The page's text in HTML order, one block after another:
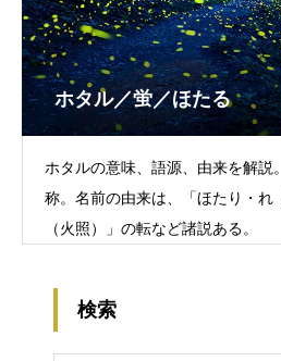
ホタル／蛍／ほたる
ホタルの意味、語源、由来を解説
称。名前の由来は、「ほたり・れ
（火照）」の転など諸説ある。
検索